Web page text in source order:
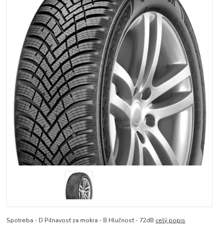
Spotreba - D Piľnavosť za mokra - B Hlučnosť - 72dB celý popis